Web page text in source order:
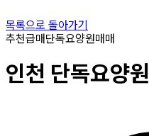
목록으로 돌아가기
추천급매단독요양원매매
인천 단독요양원